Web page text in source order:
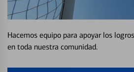
Hacemos equipo para apoyar los
en toda nuestra comunidad.